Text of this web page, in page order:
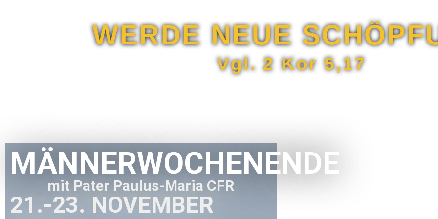
WERDE NEUE
Vgl. 2 Kor 5,17
MÄNNERWOCHENENDE
mit Pater Paulus-Maria CFR
21.-23. NOVEMBER